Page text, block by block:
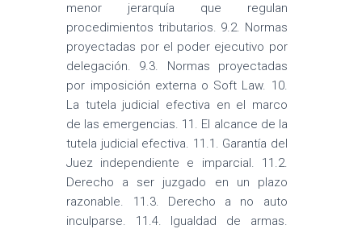
menor jerarquía que regulan
procedimientos tributarios. 9.2. Normas
proyectadas por el poder ejecutivo por
delegación. 9.3. Normas proyectadas
por imposición externa o Soft Law. 10.
La tutela judicial efectiva en el marco
de las emergencias. 11. El alcance de la
tutela judicial efectiva. 11.1. Garantía del
Juez independiente e imparcial. 11.2.
Derecho a ser juzgado en un plazo
razonable. 11.3. Derecho a no auto
inculparse. 11.4. Igualdad de armas.